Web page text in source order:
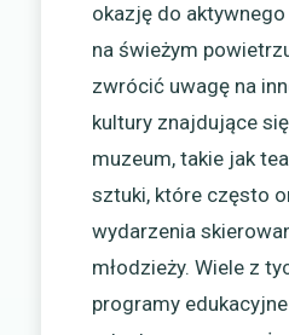
okazję do
na świeżym
zwrócić uwagę na
kultury znajdujące
muzeum, takie jak
sztuki, które często
wydarzenia
młodzieży. Wiele z
programy